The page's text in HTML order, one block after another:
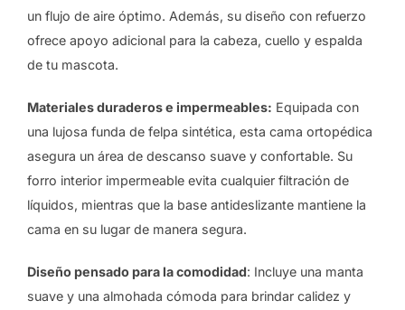
un flujo de aire óptimo. Además, su diseño con refuerzo
ofrece apoyo adicional para la cabeza, cuello y espalda
de tu mascota.
Materiales duraderos e impermeables: Equipada con
una lujosa funda de felpa sintética, esta cama ortopédica
asegura un área de descanso suave y confortable. Su
forro interior impermeable evita cualquier filtración de
líquidos, mientras que la base antideslizante mantiene la
cama en su lugar de manera segura.
Diseño pensado para la comodidad: Incluye una manta
suave y una almohada cómoda para brindar calidez y